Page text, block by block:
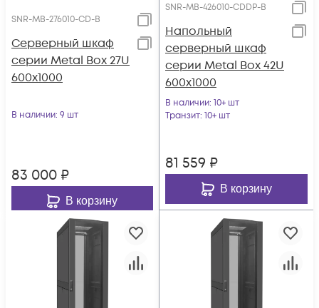
SNR-MB-276010-CD-B
Серверный шкаф
серии Metal Box 27U
600х1000
В наличии: 9 шт
83 000 ₽
В корзину
SNR-MB-426010-CDDP-B
Напольный
серверный шкаф
серии Metal Box 42U
600х1000
В наличии: 10+ шт
Транзит: 10+ шт
81 559 ₽
В корзину